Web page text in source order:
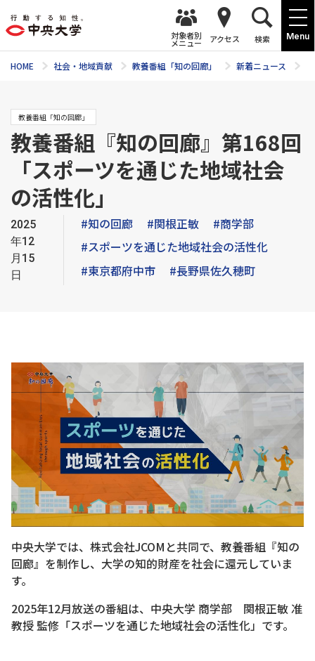
Menu
対象者別
メニュー アクセス 検索
HOME 社会・地域貢献 教養番組「知の回廊」 新着ニュース
教養番組「知の回廊」
教養番組『知の回廊』第168回
「スポーツを通じた地域社会
の活性化」
2025
年12
月15
日
#知の回廊 #関根正敏
#商学部
#スポーツを通じた地域社会の活性化
#東京都府中市
#長野県佐久穂町
中央大学では、株式会社JCOMと共同で、教養番組『知の
回廊』を制作し、大学の知的財産を社会に還元していま
す。
2025年12月放送の番組は、中央大学 商学部 関根正敏 准
教授 監修「スポーツを通じた地域社会の活性化」です。